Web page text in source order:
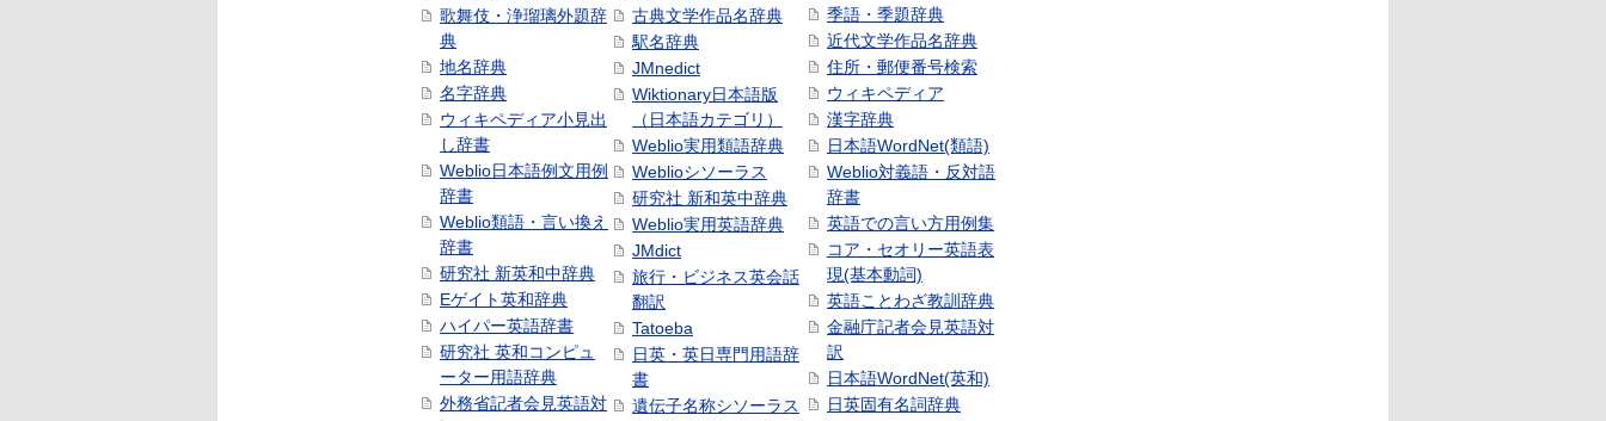
歌舞伎・浄瑠璃外題辞
典
地名辞典
名字辞典
ウィキペディア小見出
し辞書
Weblio日本語例文用例
辞書
Weblio類語・言い換え
辞書
研究社 新英和中辞典
Eゲイト英和辞典
ハイパー英語辞書
研究社 英和コンピュ
ーター用語辞典
外務省記者会見英語対
古典文学作品名辞典
駅名辞典
JMnedict
Wiktionary日本語版
（日本語カテゴリ）
Weblio実用類語辞典
Weblioシソーラス
研究社 新和英中辞典
Weblio実用英語辞典
JMdict
旅行・ビジネス英会話
翻訳
Tatoeba
日英・英日専門用語辞
書
遺伝子名称シソーラス
季語・季題辞典
近代文学作品名辞典
住所・郵便番号検索
ウィキペディア
漢字辞典
日本語WordNet(類語)
Weblio対義語・反対語
辞書
英語での言い方用例集
コア・セオリー英語表
現(基本動詞)
英語ことわざ教訓辞典
金融庁記者会見英語対
訳
日本語WordNet(英和)
日英固有名詞辞典